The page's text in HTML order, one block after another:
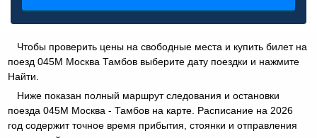
Чтобы проверить цены на свободные места и купить билет на
поезд 045М Москва Тамбов выберите дату поездки и нажмите
Найти.
Ниже показан полный маршрут следования и остановки
поезда 045М Москва - Тамбов на карте. Расписание на 2026
год содержит точное время прибытия, стоянки и отправления